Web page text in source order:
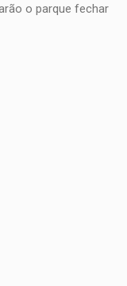
o parque fechar